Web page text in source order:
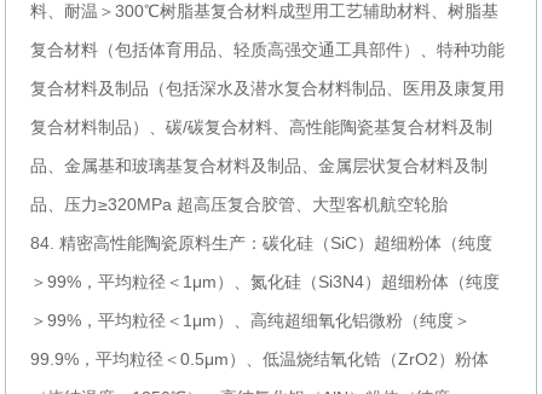
料、耐温＞300℃树脂基复合材料成型用工艺辅助材料、树脂基
复合材料（包括体育用品、轻质高强交通工具部件）、特种功能
复合材料及制品（包括深水及潜水复合材料制品、医用及康复用
复合材料制品）、碳/碳复合材料、高性能陶瓷基复合材料及制
品、金属基和玻璃基复合材料及制品、金属层状复合材料及制
品、压力≥320MPa 超高压复合胶管、大型客机航空轮胎
84. 精密高性能陶瓷原料生产：碳化硅（SiC）超细粉体（纯度
＞99%，平均粒径＜1μm）、氮化硅（Si3N4）超细粉体（纯度
＞99%，平均粒径＜1μm）、高纯超细氧化铝微粉（纯度＞
99.9%，平均粒径＜0.5μm）、低温烧结氧化锆（ZrO2）粉体